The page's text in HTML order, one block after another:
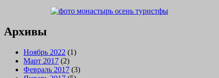
Архивы
Ноябрь 2022 (1)
Март 2017 (2)
Февраль 2017 (3)